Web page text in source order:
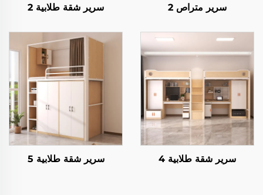
سرير متراص 2 سرير شقة طلابية 2
سرير شقة طلابية 4 سرير شقة طلابية 5